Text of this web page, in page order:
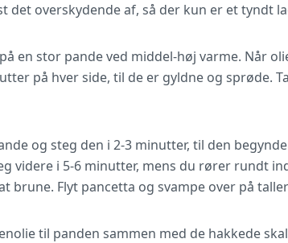
det overskydende af, så der kun er et tyndt
en stor pande ved middel-høj varme. Når
på hver side, til de er gyldne og sprøde.
og steg den i 2-3 minutter, til den
videre i 5-6 minutter, mens du rører rundt
brune. Flyt pancetta og svampe over på
til panden sammen med de hakkede